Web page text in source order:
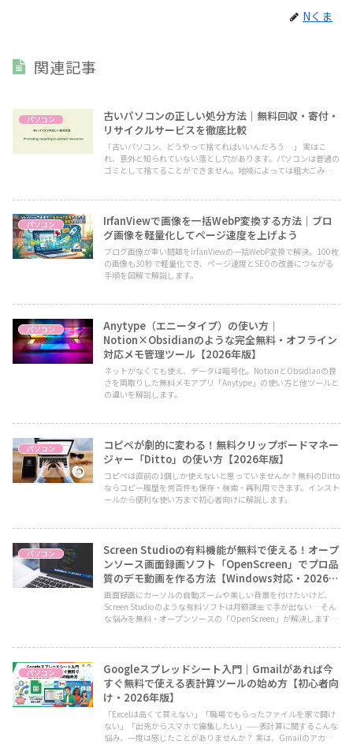
Nくま
関連記事
パソコン
古いパソコンの正しい処分方法｜無料回収・寄付・
リサイクルサービスを徹底比較
「古いパソコン、どうやって捨てればいいんだろう…」 実はこ
れ、意外と知られていない落とし穴があります。パソコンは普通の
ゴミとして捨てることができません。地域によっては粗大ごみでも
パソコン
IrfanViewで画像を一括WebP変換する方法｜ブロ
グ画像を軽量化してページ速度を上げよう
ブログ画像が重い問題をIrfanViewの一括WebP変換で解決。100枚
の画像も30秒で軽量化でき、ページ速度とSEOの改善につながる
手順を図解で解説します。
パソコン
Anytype（エニータイプ）の使い方｜
Notion×Obsidianのような完全無料・オフライン
対応メモ管理ツール【2026年版】
ネットがなくても使え、データは暗号化。NotionとObsidianの良
さを両取りした無料メモアプリ「Anytype」の使い方と他ツールと
の違いを解説します。
パソコン
コピペが劇的に変わる！無料クリップボードマネー
ジャー「Ditto」の使い方【2026年版】
コピペは直前の1個しか使えないと思っていませんか？無料のDitto
ならコピー履歴を何百件も保存・検索・再利用できます。インスト
ールから便利な使い方まで初心者向けに解説します。
パソコン
Screen Studioの有料機能が無料で使える！オープ
ンソース画面録画ソフト「OpenScreen」でプロ品
質のデモ動画を作る方法【Windows対応・2026年
版】
画面録画にカーソルの自動ズームや美しい背景を付けたいけど、
Screen Studioのような有料ソフトは月額課金で手が出ない…そん
な悩みを無料・オープンソースの「OpenScreen」が解決します。
パソコン
Googleスプレッドシート入門｜Gmailがあれば今
すぐ無料で使える表計算ツールの始め方【初心者向
け・2026年版】
「Excelは高くて買えない」「職場でもらったファイルを家で開け
ない」「出先からスマホで編集したい」——表計算に関するこんな
悩み、一度は感じたことがありませんか？ 実は、Gmailのアカウ